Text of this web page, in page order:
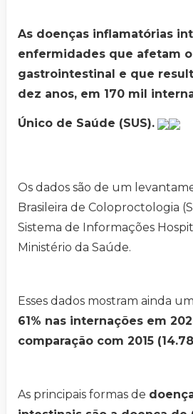
As doenças inflamatórias
enfermidades que afetam
gastrointestinal e que
dez anos, em 170 mil
Único de Saúde (SUS).
Os dados são de um
Brasileira de Coloproctologia
Sistema de Informações
Ministério da Saúde.
Esses dados mostram ainda um
61% nas internações em
comparação com 2015
As principais formas de